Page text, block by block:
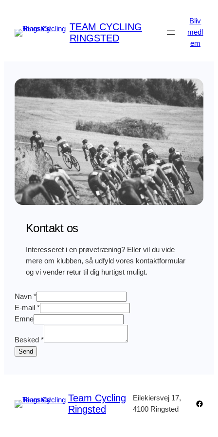
indhold
TEAM CYCLING
RINGSTED
Bliv
medl
em
Kontakt os
Interesseret i en prøvetræning? Eller vil du vide
mere om klubben, så udfyld vores kontaktformular
og vi vender retur til dig hurtigst muligt.
Navn*
E
m
e
N
-
E-mail*
Emne
Besked*
Send
Team Cycling
Ringsted
Eilekiersvej 17,
4100 Ringsted